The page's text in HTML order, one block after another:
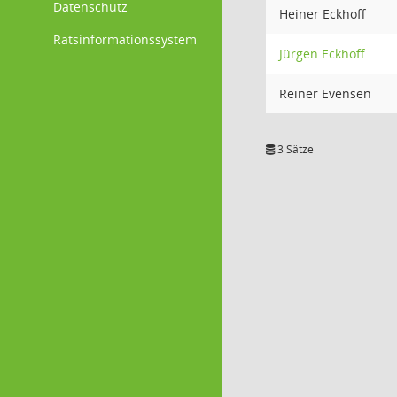
Datenschutz
Ratsinformationssystem
Heiner Eckhoff
Jürgen Eckhoff
Reiner Evensen
3 Sätze